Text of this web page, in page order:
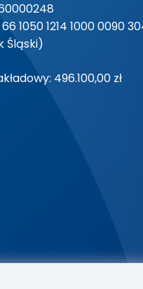
1050 1214 1000 0090
Śląski)
496.100,00 zł